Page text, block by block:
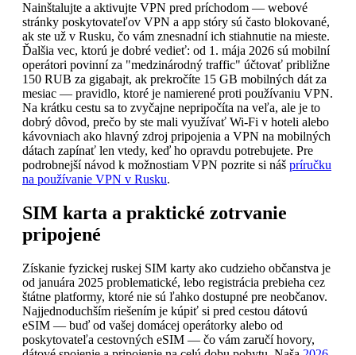
Nainštalujte a aktivujte VPN pred príchodom — webové
stránky poskytovateľov VPN a app stóry sú často blokované,
ak ste už v Rusku, čo vám znesnadní ich stiahnutie na mieste.
Ďalšia vec, ktorú je dobré vedieť: od 1. mája 2026 sú mobilní
operátori povinní za "medzinárodný traffic" účtovať približne
150 RUB za gigabajt, ak prekročíte 15 GB mobilných dát za
mesiac — pravidlo, ktoré je namierené proti používaniu VPN.
Na krátku cestu sa to zvyčajne nepripočíta na veľa, ale je to
dobrý dôvod, prečo by ste mali využívať Wi-Fi v hoteli alebo
kávovniach ako hlavný zdroj pripojenia a VPN na mobilných
dátach zapínať len vtedy, keď ho opravdu potrebujete. Pre
podrobnejší návod k možnostiam VPN pozrite si náš príručku
na používanie VPN v Rusku.
SIM karta a praktické zotrvanie
pripojené
Získanie fyzickej ruskej SIM karty ako cudzieho občanstva je
od januára 2025 problematické, lebo registrácia prebieha cez
štátne platformy, ktoré nie sú ľahko dostupné pre neobčanov.
Najjednoduchším riešením je kúpiť si pred cestou dátovú
eSIM — buď od vašej domácej operátorky alebo od
poskytovateľa cestovných eSIM — čo vám zaručí hovory,